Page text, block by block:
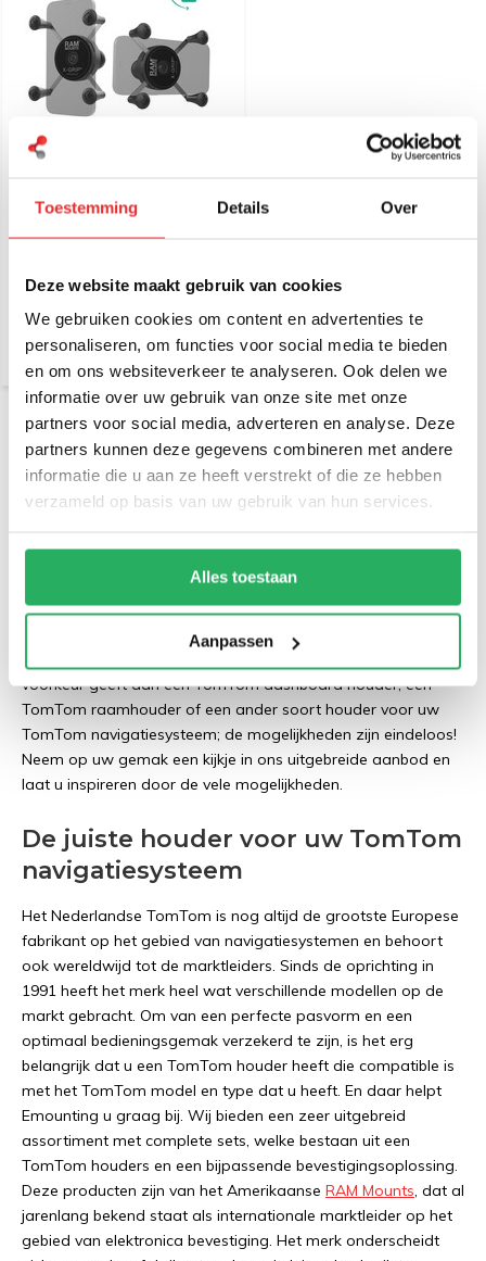
Toestemming Details Over
Deze website maakt gebruik van cookies
We gebruiken cookies om content en advertenties te
personaliseren, om functies voor social media te bieden
en om ons websiteverkeer te analyseren. Ook delen we
informatie over uw gebruik van onze site met onze
partners voor social media, adverteren en analyse. Deze
partners kunnen deze gegevens combineren met andere
informatie die u aan ze heeft verstrekt of die ze hebben
verzameld op basis van uw gebruik van hun services.
Alles toestaan
Aanpassen
met Bal - B-formaat RAM-
HOL-UN7BRU
Maakt u gebruik van een TomTom navigatiesysteem en bent
u op zoek naar een degelijke TomTom houder? Dan bent u
op de website van Emounting aan het juiste adres! Wij
leveren een zeer gevarieerd assortiment met kwalitatief
onderdelen verkrijgbaar, welke het mogelijk maken om zelf
uw ideale TomTom houder samen te stellen. Onze TomTom
houders en RAM onderdelen zijn geschikt voor bevestiging in
voorkeur geeft aan een TomTom dashboard houder, een
TomTom raamhouder of een ander soort houder voor uw
TomTom navigatiesysteem; de mogelijkheden zijn eindeloos!
Neem op uw gemak een kijkje in ons uitgebreide aanbod en
laat u inspireren door de vele mogelijkheden.
De juiste houder voor uw TomTom
navigatiesysteem
Het Nederlandse TomTom is nog altijd de grootste Europese
fabrikant op het gebied van navigatiesystemen en behoort
ook wereldwijd tot de marktleiders. Sinds de oprichting in
1991 heeft het merk heel wat verschillende modellen op de
markt gebracht. Om van een perfecte pasvorm en een
optimaal bedieningsgemak verzekerd te zijn, is het erg
belangrijk dat u een TomTom houder heeft die compatible is
met het TomTom model en type dat u heeft. En daar helpt
Emounting u graag bij. Wij bieden een zeer uitgebreid
assortiment met complete sets, welke bestaan uit een
TomTom houders en een bijpassende bevestigingsoplossing.
Deze producten zijn van het Amerikaanse RAM Mounts, dat al
jarenlang bekend staat als internationale marktleider op het
gebied van elektronica bevestiging. Het merk onderscheidt